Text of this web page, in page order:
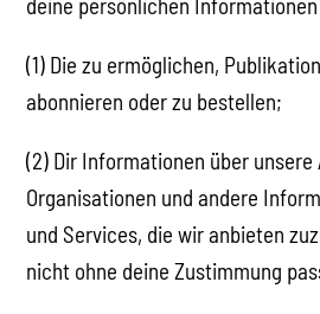
deine persönlichen
(1) Die zu ermöglichen,
abonnieren oder zu bestellen;
(2) Dir Informationen über unsere
Organisationen und andere
und Services, die wir anbieten
nicht ohne deine Zustimmung